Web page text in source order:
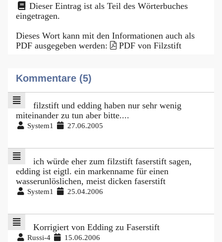
Dieser Eintrag ist als Teil des Wörterbuches
eingetragen.
Dieses Wort kann mit den Informationen auch als
PDF ausgegeben werden:
PDF von Filzstift
Kommentare (5)
filzstift und edding haben nur sehr wenig
miteinander zu tun aber bitte....
System1 27.06.2005
ich würde eher zum filzstift faserstift sagen,
edding ist eigtl. ein markenname für einen
wasserunlöslichen, meist dicken faserstift
System1 25.04.2006
Korrigiert von Edding zu Faserstift
Russi-4 15.06.2006